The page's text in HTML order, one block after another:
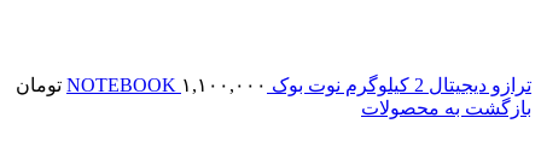
ترازو دیجیتال 2 کیلوگرم نوت بوک NOTEBOOK ۱,۱۰۰,۰۰۰
تومان
بازگشت به محصولات